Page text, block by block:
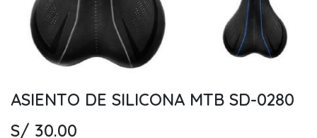
ASIENTO DE SILICONA MTB SD-0280
S/ 30.00